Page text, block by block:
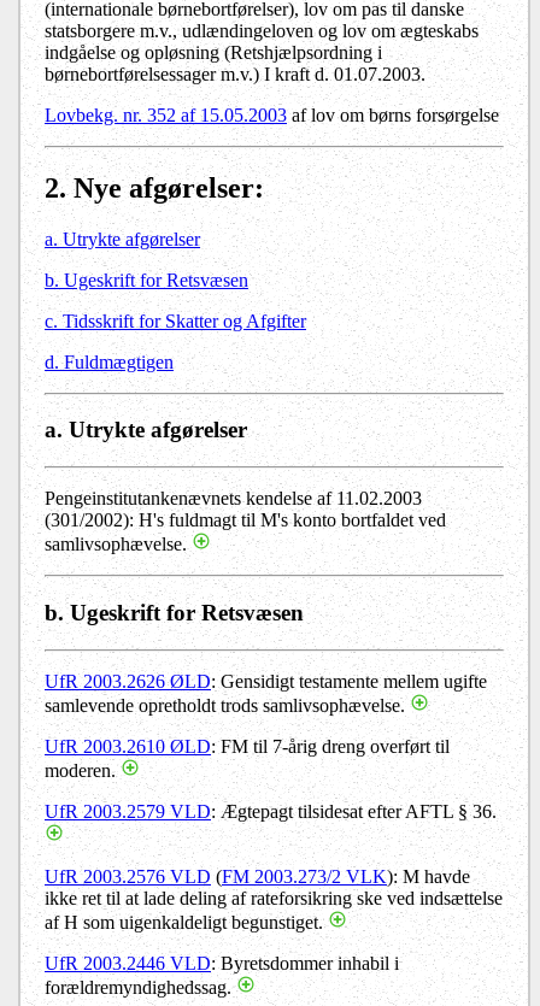
(internationale børnebortførelser), lov om pas til danske
statsborgere m.v., udlændingeloven og lov om ægteskabs
indgåelse og opløsning (Retshjælpsordning i
børnebortførelsessager m.v.) I kraft d. 01.07.2003.
Lovbekg. nr. 352 af 15.05.2003 af lov om børns forsørgelse
2. Nye afgørelser:
a. Utrykte afgørelser
b. Ugeskrift for Retsvæsen
c. Tidsskrift for Skatter og Afgifter
d. Fuldmægtigen
a. Utrykte afgørelser
Pengeinstitutankenævnets kendelse af 11.02.2003
(301/2002): H's fuldmagt til M's konto bortfaldet ved
samlivsophævelse.
b. Ugeskrift for Retsvæsen
UfR 2003.2626 ØLD: Gensidigt testamente mellem ugifte
samlevende opretholdt trods samlivsophævelse.
UfR 2003.2610 ØLD: FM til 7-årig dreng overført til
moderen.
UfR 2003.2579 VLD: Ægtepagt tilsidesat efter AFTL § 36.
UfR 2003.2576 VLD (FM 2003.273/2 VLK): M havde
ikke ret til at lade deling af rateforsikring ske ved indsættelse
af H som uigenkaldeligt begunstiget.
UfR 2003.2446 VLD: Byretsdommer inhabil i
forældremyndighedssag.